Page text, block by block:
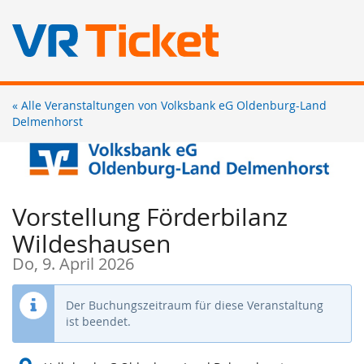
Zum
Haupt-
springen
« Alle Veranstaltungen von Volksbank eG Oldenburg-Land
Delmenhorst
Vorstellung Förderbilanz
Wildeshausen
Do, 9. April 2026
Der Buchungszeitraum für diese Veranstaltung
ist beendet.